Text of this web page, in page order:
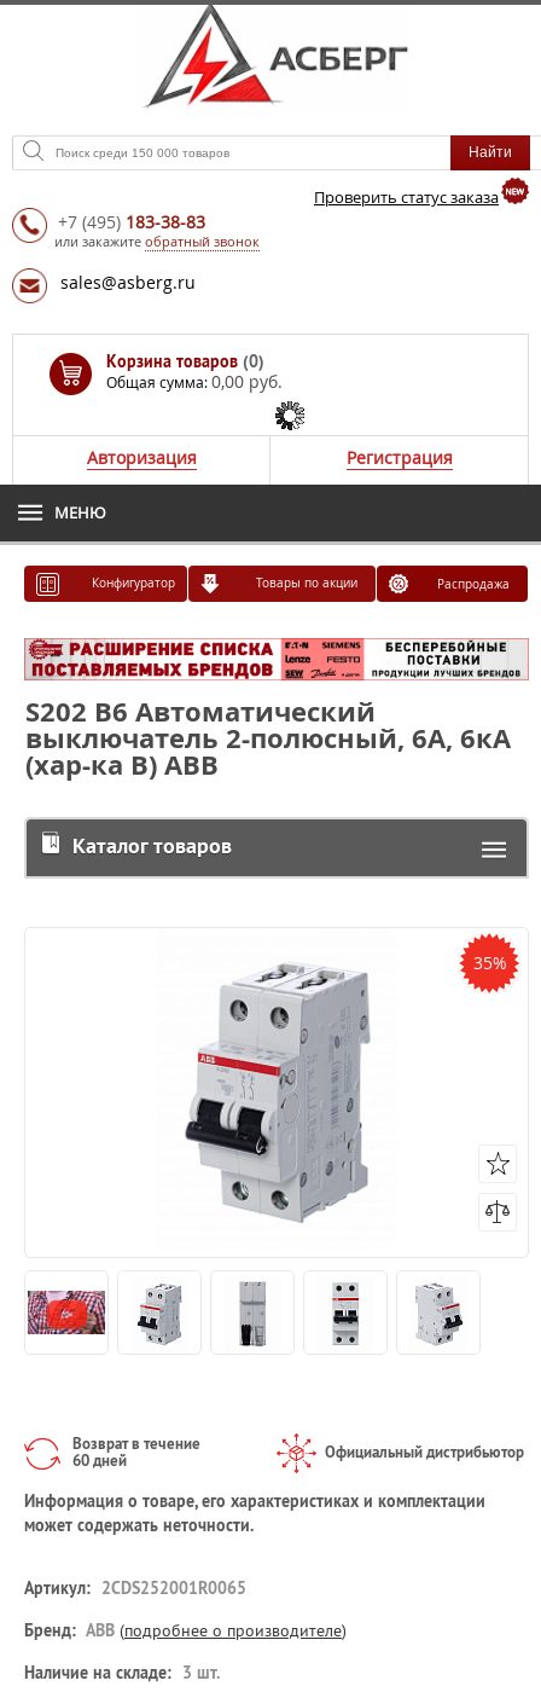
Проверить статус заказа
+7 (495) 183-38-83
или закажите обратный звонок
sales@asberg.ru
Корзина товаров (0)
Общая сумма:0,00 руб.
Авторизация Регистрация
МЕНЮ
Конфигуратор Товары по акции Распродажа
S202 B6 Автоматический
выключатель 2-полюсный, 6А, 6кА
(хар-ка B) ABB
Каталог товаров
35%
Возврат в течение
60 дней
Официальный дистрибьютор
Информация о товаре, его характеристиках и комплектации
может содержать неточности.
Артикул: 2CDS252001R0065
Бренд: ABB (подробнее о производителе)
Наличие на складе: 3 шт.